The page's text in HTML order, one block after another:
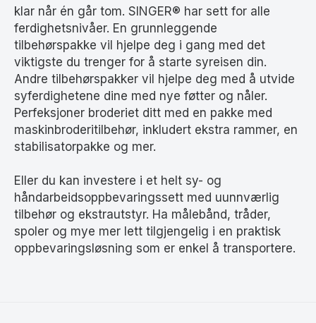
klar når én går tom. SINGER® har sett for alle
ferdighetsnivåer. En grunnleggende
tilbehørspakke vil hjelpe deg i gang med det
viktigste du trenger for å starte syreisen din.
Andre tilbehørspakker vil hjelpe deg med å utvide
syferdighetene dine med nye føtter og nåler.
Perfeksjoner broderiet ditt med en pakke med
maskinbroderitilbehør, inkludert ekstra rammer, en
stabilisatorpakke og mer.
Eller du kan investere i et helt sy- og
håndarbeidsoppbevaringssett med uunnværlig
tilbehør og ekstrautstyr. Ha målebånd, tråder,
spoler og mye mer lett tilgjengelig i en praktisk
oppbevaringsløsning som er enkel å transportere.